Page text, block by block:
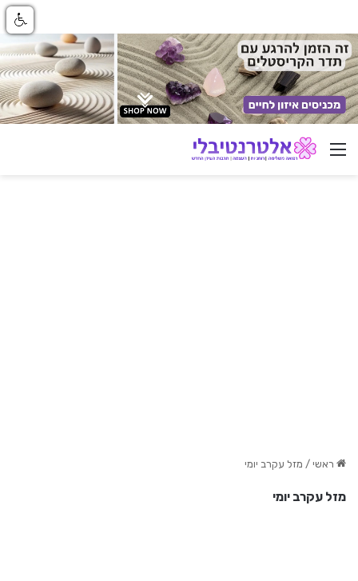
ניווט באתר
ראשי / מזל עקרב יומי
מזל עקרב יומי